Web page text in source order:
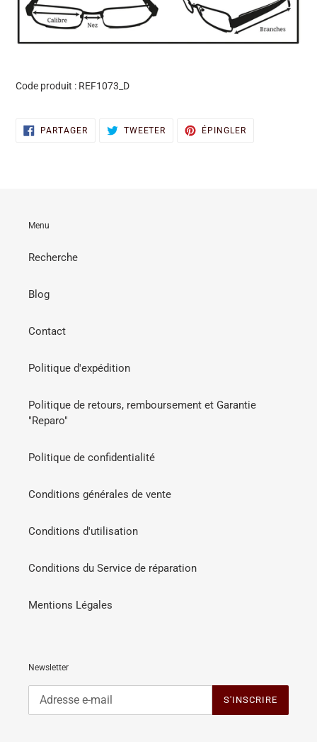
Code produit : REF1073_D
PARTAGERPARTAGER
SUR
TWEETER TWEETERÉPINGLER
Menu
Recherche
Blog
Contact
Politique d'expédition
Politique de retours, remboursement et Garantie
"Reparo"
Politique de confidentialité
Conditions générales de vente
Conditions d'utilisation
Conditions du Service de réparation
Mentions Légales
Newsletter
S'INSCRIRE